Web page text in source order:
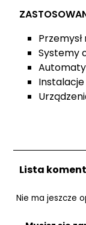
Systemy
Lista
Nie ma jeszcze